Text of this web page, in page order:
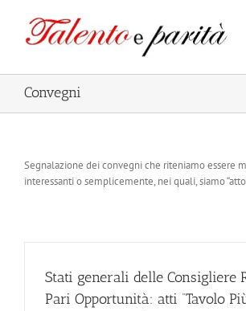
contenuto
Convegni
Segnalazione dei convegni che riteniamo essere
interessanti o semplicemente, nei quali, siamo
Stati generali delle Consigliere
Pari Opportunità: atti “Tavolo